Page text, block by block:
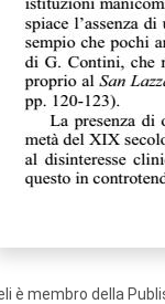
è membro della